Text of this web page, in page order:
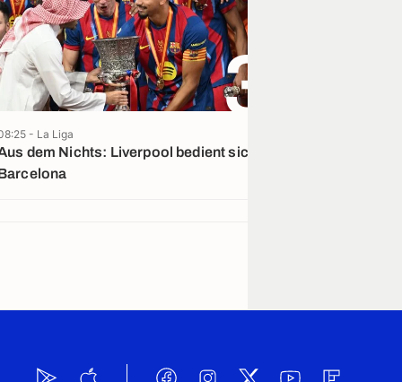
3
dem Nichts: Liverpool bedient sich in
- La Liga